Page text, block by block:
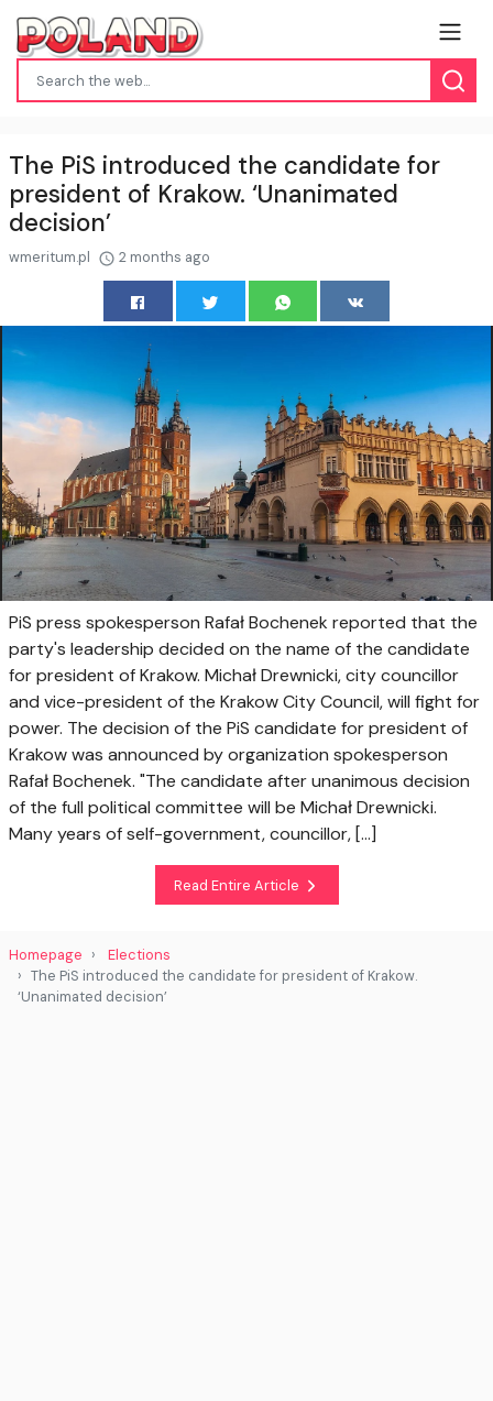
The PiS introduced the candidate for
president of Krakow. ‘Unanimated
decision’
wmeritum.pl 2 months ago
PiS press spokesperson Rafał Bochenek reported that the
party's leadership decided on the name of the candidate
for president of Krakow. Michał Drewnicki, city councillor
and vice-president of the Krakow City Council, will fight for
power. The decision of the PiS candidate for president of
Krakow was announced by organization spokesperson
Rafał Bochenek. "The candidate after unanimous decision
of the full political committee will be Michał Drewnicki.
Many years of self-government, councillor, [...]
Read Entire Article
Homepage
Elections
The PiS introduced the candidate for president of Krakow.
‘Unanimated decision’